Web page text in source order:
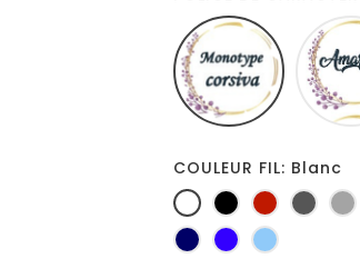
corsiva
COULEUR FIL: Blanc
BlancNoir RougeGris
foncé
MarineBleu
roi
Bleu